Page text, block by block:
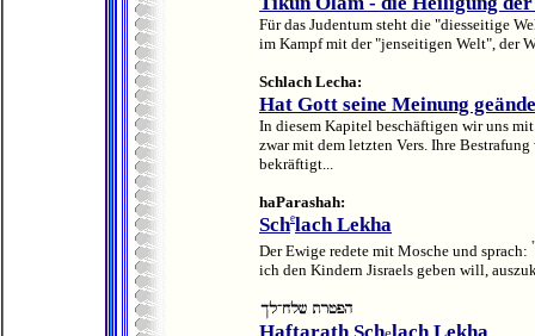
Für das Judentum steht die "diesseitige
im Kampf mit der "jenseitigen Welt", der
Schlach Lecha:
Hat Gott seine Meinung
In diesem Kapitel beschäftigen wir uns
zwar mit dem letzten Vers. Ihre
bekräftigt...
haParashah:
Schelach Lekha
Der Ewige redete mit Mosche und sprach: "
ich den Kindern Jisraels geben will,
Haftarath Sch lach Lekha